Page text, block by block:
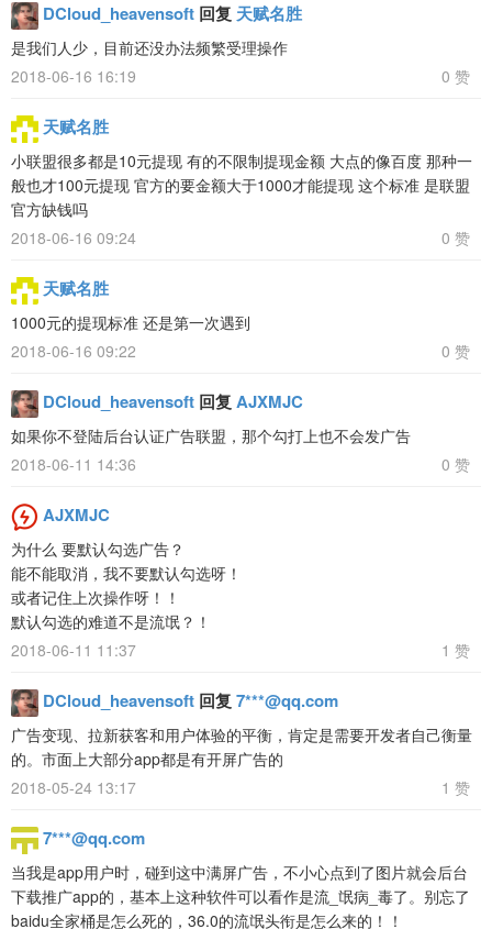
DCloud_heavensoft 回复天赋名胜
是我们人少，目前还没办法频繁受理操作
2018-06-16 16:19
0 赞
天赋名胜
小联盟很多都是10元提现 有的不限制提现金额 大点的像百度 那种一
般也才100元提现 官方的要金额大于1000才能提现 这个标准 是联盟
官方缺钱吗
2018-06-16 09:24
0 赞
天赋名胜
1000元的提现标准 还是第一次遇到
2018-06-16 09:22
0 赞
DCloud_heavensoft 回复AJXMJC
如果你不登陆后台认证广告联盟，那个勾打上也不会发广告
2018-06-11 14:36
0 赞
AJXMJC
为什么 要默认勾选广告？
能不能取消，我不要默认勾选呀！
或者记住上次操作呀！！
默认勾选的难道不是流氓？！
2018-06-11 11:37
1 赞
DCloud_heavensoft 回复7***@qq.com
广告变现、拉新获客和用户体验的平衡，肯定是需要开发者自己衡量
的。市面上大部分app都是有开屏广告的
2018-05-24 13:17
1 赞
7***@qq.com
当我是app用户时，碰到这中满屏广告，不小心点到了图片就会后台
下载推广app的，基本上这种软件可以看作是流_氓病_毒了。别忘了
baidu全家桶是怎么死的，36.0的流氓头衔是怎么来的！！